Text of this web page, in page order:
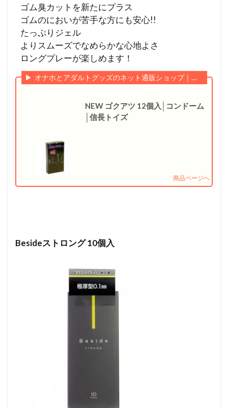
ゴム臭カットを新たにプラス
ゴムのにおいが苦手な方にも安心!!
たっぷりジェル
よりスムーズでなめらかな心地よさ
ロングプレーが楽しめます！
オナホとアダルトグッズのネット通販ショップ｜信長トイズ
NEW ゴクアツ 12個入│コンドーム
│信長トイズ
Besideストロング 10個入